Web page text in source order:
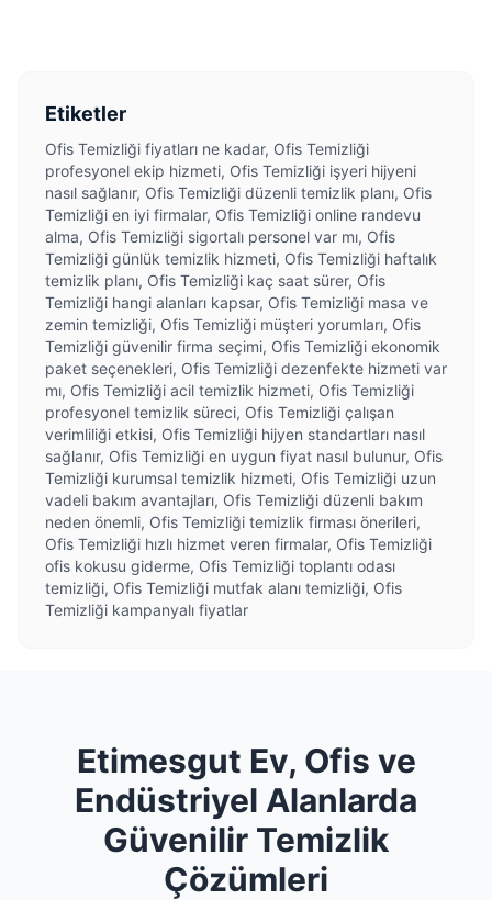
Etiketler
Ofis Temizliği fiyatları ne kadar, Ofis Temizliği
profesyonel ekip hizmeti, Ofis Temizliği işyeri hijyeni
nasıl sağlanır, Ofis Temizliği düzenli temizlik planı, Ofis
Temizliği en iyi firmalar, Ofis Temizliği online randevu
alma, Ofis Temizliği sigortalı personel var mı, Ofis
Temizliği günlük temizlik hizmeti, Ofis Temizliği haftalık
temizlik planı, Ofis Temizliği kaç saat sürer, Ofis
Temizliği hangi alanları kapsar, Ofis Temizliği masa ve
zemin temizliği, Ofis Temizliği müşteri yorumları, Ofis
Temizliği güvenilir firma seçimi, Ofis Temizliği ekonomik
paket seçenekleri, Ofis Temizliği dezenfekte hizmeti var
mı, Ofis Temizliği acil temizlik hizmeti, Ofis Temizliği
profesyonel temizlik süreci, Ofis Temizliği çalışan
verimliliği etkisi, Ofis Temizliği hijyen standartları nasıl
sağlanır, Ofis Temizliği en uygun fiyat nasıl bulunur, Ofis
Temizliği kurumsal temizlik hizmeti, Ofis Temizliği uzun
vadeli bakım avantajları, Ofis Temizliği düzenli bakım
neden önemli, Ofis Temizliği temizlik firması önerileri,
Ofis Temizliği hızlı hizmet veren firmalar, Ofis Temizliği
ofis kokusu giderme, Ofis Temizliği toplantı odası
temizliği, Ofis Temizliği mutfak alanı temizliği, Ofis
Temizliği kampanyalı fiyatlar
Etimesgut Ev, Ofis ve
Endüstriyel Alanlarda
Güvenilir Temizlik
Çözümleri